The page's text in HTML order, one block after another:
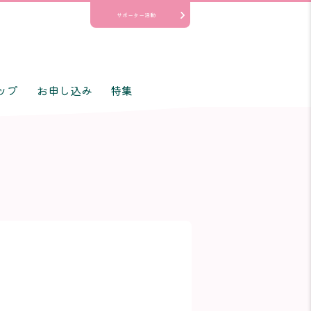
サポーター活動
プ お申し込み 特集